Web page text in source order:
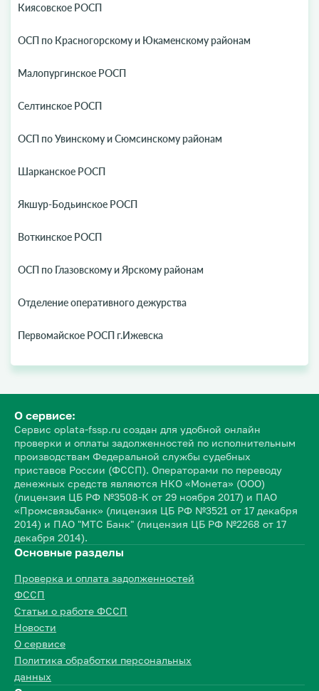
Киясовское РОСП
ОСП по Красногорскому и Юкаменскому районам
Малопургинское РОСП
Селтинское РОСП
ОСП по Увинскому и Сюмсинскому районам
Шарканское РОСП
Якшур-Бодьинское РОСП
Воткинское РОСП
ОСП по Глазовскому и Ярскому районам
Отделение оперативного дежурства
Первомайское РОСП г.Ижевска
О сервисе:
Сервис oplata-fssp.ru создан для удобной онлайн
проверки и оплаты задолженностей по исполнительным
производствам Федеральной службы судебных
приставов России (ФССП). Операторами по переводу
денежных средств являются НКО «Монета» (ООО)
(лицензия ЦБ РФ №3508-К от 29 ноября 2017) и ПАО
«Промсвязьбанк» (лицензия ЦБ РФ №3521 от 17 декабря
2014) и ПАО "МТС Банк" (лицензия ЦБ РФ №2268 от 17
декабря 2014).
Основные разделы
Проверка и оплата задолженностей
ФССП
Статьи о работе ФССП
Новости
О сервисе
Политика обработки персональных
данных